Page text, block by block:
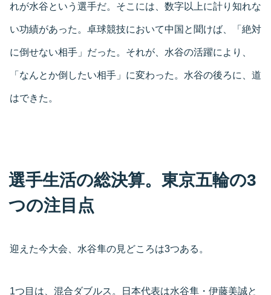
れが水谷という選手だ。そこには、数字以上に計り知れな
い功績があった。卓球競技において中国と聞けば、「絶対
に倒せない相手」だった。それが、水谷の活躍により、
「なんとか倒したい相手」に変わった。水谷の後ろに、道
はできた。
選手生活の総決算。東京五輪の3
つの注目点
迎えた今大会、水谷隼の見どころは3つある。
1つ目は、混合ダブルス。日本代表は水谷隼・伊藤美誠と